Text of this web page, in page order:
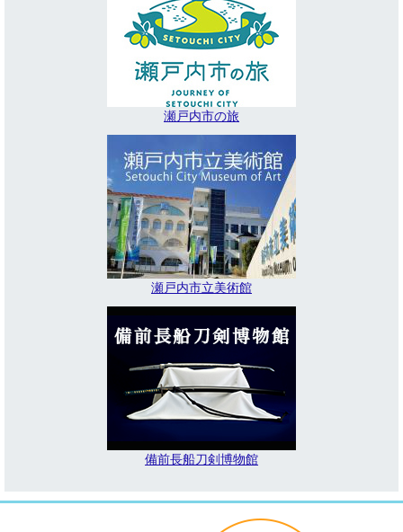
瀬戸内市の旅
瀬戸内市立美術館
備前長船刀剣博物館